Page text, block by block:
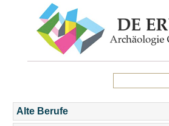
Alte Berufe